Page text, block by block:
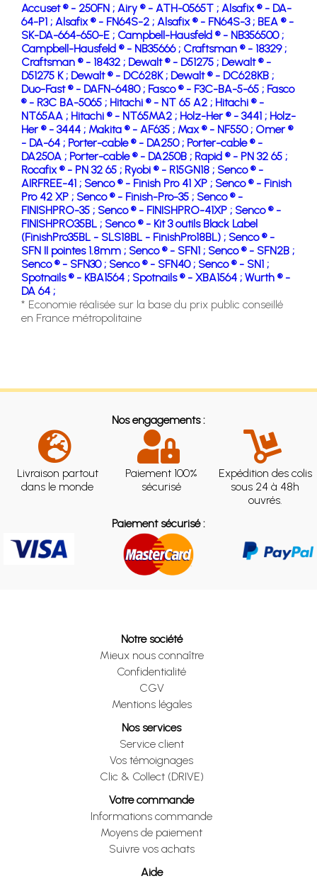
Accuset ® - 250FN ; Airy ® - ATH-0565T ; Alsafix ® - DA-
64-P1 ; Alsafix ® - FN64S-2 ; Alsafix ® - FN64S-3 ; BEA ® -
SK-DA-664-650-E ; Campbell-Hausfeld ® - NB356500 ;
Campbell-Hausfeld ® - NB35666 ; Craftsman ® - 18329 ;
Craftsman ® - 18432 ; Dewalt ® - D51275 ; Dewalt ® -
D51275 K ; Dewalt ® - DC628K ; Dewalt ® - DC628KB ;
Duo-Fast ® - DAFN-6480 ; Fasco ® - F3C-BA-5-65 ; Fasco
® - R3C BA-5065 ; Hitachi ® - NT 65 A2 ; Hitachi ® -
NT65AA ; Hitachi ® - NT65MA2 ; Holz-Her ® - 3441 ; Holz-
Her ® - 3444 ; Makita ® - AF635 ; Max ® - NF550 ; Omer ®
- DA-64 ; Porter-cable ® - DA250 ; Porter-cable ® -
DA250A ; Porter-cable ® - DA250B ; Rapid ® - PN 32 65 ;
Rocafix ® - PN 32 65 ; Ryobi ® - R15GN18 ; Senco ® -
AIRFREE-41 ; Senco ® - Finish Pro 41 XP ; Senco ® - Finish
Pro 42 XP ; Senco ® - Finish-Pro-35 ; Senco ® -
FINISHPRO-35 ; Senco ® - FINISHPRO-41XP ; Senco ® -
FINISHPRO35BL ; Senco ® - Kit 3 outils Black Label
(FinishPro35BL - SLS18BL - FinishPro18BL) ; Senco ® -
SFN II pointes 1.8mm ; Senco ® - SFN1 ; Senco ® - SFN2B ;
Senco ® - SFN30 ; Senco ® - SFN40 ; Senco ® - SN1 ;
Spotnails ® - KBA1564 ; Spotnails ® - XBA1564 ; Wurth ® -
DA 64 ;
* Economie réalisée sur la base du prix public conseillé
en France métropolitaine
Nos engagements :
Livraison partout
dans le monde
Paiement 100%
sécurisé
Expédition des colis
sous 24 à 48h
ouvrés.
Paiement sécurisé :
Notre société
Mieux nous connaître
Confidentialité
CGV
Mentions légales
Nos services
Service client
Vos témoignages
Clic & Collect (DRIVE)
Votre commande
Informations commande
Moyens de paiement
Suivre vos achats
Aide